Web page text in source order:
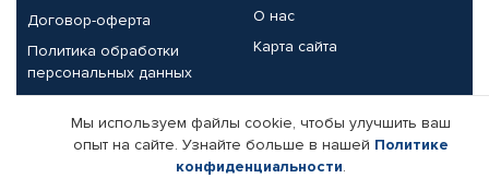
Договор-оферта
Политика обработки
персональных данных
О нас
Карта сайта
Партнерам
Корпоративным клиентам
Реквизиты компании
Мы используем файлы cookie, чтобы улучшить ваш
опыт на сайте. Узнайте больше в нашей Политике
конфиденциальности.